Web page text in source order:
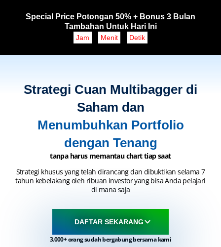
Special Price Potongan 50% + Bonus 3 Bulan
Tambahan Untuk Hari Ini
Jam Menit Detik
Strategi Cuan Multibagger di
Saham dan
Menumbuhkan Portfolio
dengan Tenang
tanpa harus memantau chart tiap saat
Strategi khusus yang telah dirancang dan dibuktikan selama 7
tahun kebelakang oleh ribuan investor yang bisa Anda pelajari
di mana saja
DAFTAR SEKARANG
3.000+ orang sudah bergabung bersama kami